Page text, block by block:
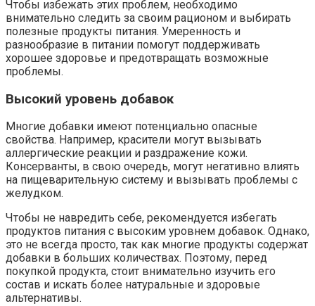
Чтобы избежать этих проблем, необходимо
внимательно следить за своим рационом и выбирать
полезные продукты питания. Умеренность и
разнообразие в питании помогут поддерживать
хорошее здоровье и предотвращать возможные
проблемы.
Высокий уровень добавок
Многие добавки имеют потенциально опасные
свойства. Например, красители могут вызывать
аллергические реакции и раздражение кожи.
Консерванты, в свою очередь, могут негативно влиять
на пищеварительную систему и вызывать проблемы с
желудком.
Чтобы не навредить себе, рекомендуется избегать
продуктов питания с высоким уровнем добавок. Однако,
это не всегда просто, так как многие продукты содержат
добавки в больших количествах. Поэтому, перед
покупкой продукта, стоит внимательно изучить его
состав и искать более натуральные и здоровые
альтернативы.